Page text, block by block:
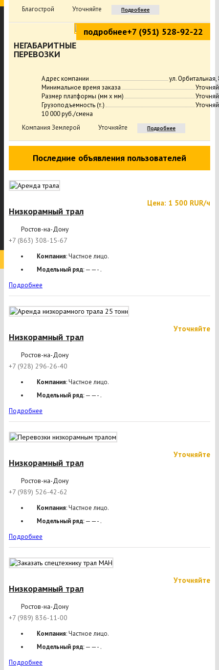
Благострой
Уточняйте Подробнее
НЕГАБАРИТНЫЕ
ПЕРЕВОЗКИ
подробнее+7 (951) 528-92-22
Адрес компании
ул. Орбитальная,
Минимальное время заказа
Размер платформы (мм х мм)
Грузоподъемность (т.)
10 000 руб./смена
Компания Землерой
Уточняйте Подробнее
Последние объявления пользователей
Низкорамный трал
Цена: 1 500 RUR/ч
Ростов-на-Дону
+7 (863) 308-15-67
Компания: Частное лицо.
Модельный ряд: ——- .
Подробнее
Низкорамный трал
Уточняйте
Ростов-на-Дону
+7 (928) 296-26-40
Компания: Частное лицо.
Модельный ряд: ——- .
Подробнее
Низкорамный трал
Уточняйте
Ростов-на-Дону
+7 (989) 526-42-62
Компания: Частное лицо.
Модельный ряд: ——- .
Подробнее
Низкорамный трал
Уточняйте
Ростов-на-Дону
+7 (989) 836-11-00
Компания: Частное лицо.
Модельный ряд: ——- .
Подробнее